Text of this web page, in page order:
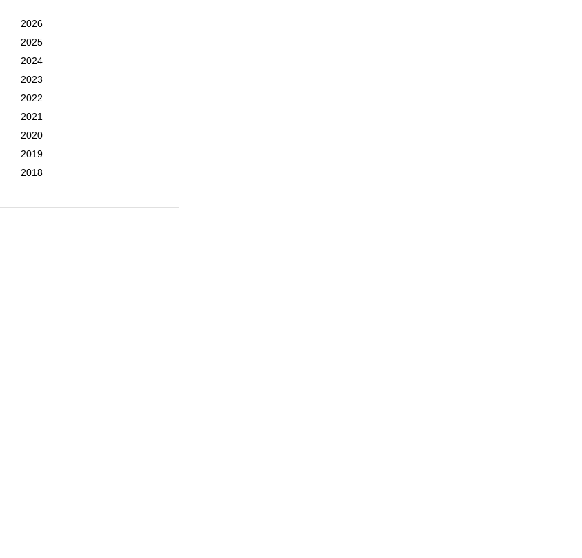
2026
2025
2024
2023
2022
2021
2020
2019
2018